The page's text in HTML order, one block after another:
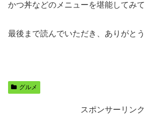
かつ丼などのメニューを堪能してみて
最後まで読んでいただき、ありがとう
グルメ
スポンサーリンク